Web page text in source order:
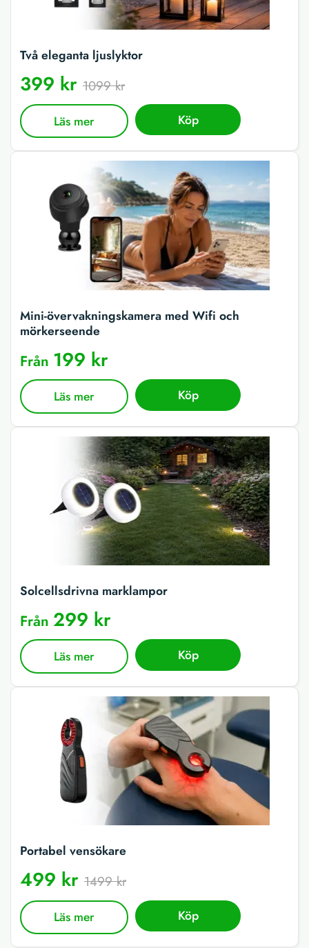
Två eleganta ljuslyktor
399 kr 1099 kr
Läs mer Köp
Mini-övervakningskamera med Wifi och
mörkerseende
Från 199 kr
Läs mer Köp
Solcellsdrivna marklampor
Från 299 kr
Läs mer Köp
Portabel vensökare
499 kr 1499 kr
Läs mer Köp